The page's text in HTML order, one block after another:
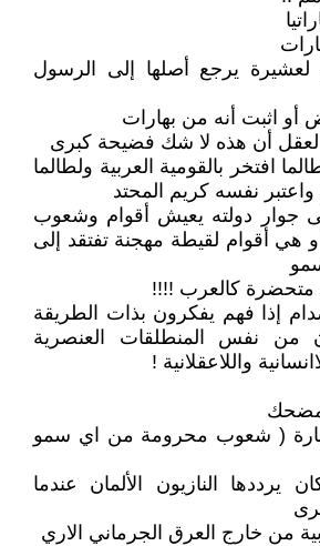
لعشيرة يرجع أصلها إلى الرسول
أو اثبت أنه من بهارات
العقل أن هذه لا شك فضيحة كبرى
افتخر بالقومية العربية ولطالما
نفسه كريم المحتد
جوار دولته يعيش أقوام وشعوب
هي أقوام لقيطة مهجنة تفتقد إلى
كالعرب !!!!
إذا فهم يفكرون بذات الطريقة
من نفس المنطلقات العنصرية
واللاعقلانية !
عبارة ( شعوب محرومة من اي سمو
يرددها النازيون الألمان عندما
من خارج العرق الجرماني الاري